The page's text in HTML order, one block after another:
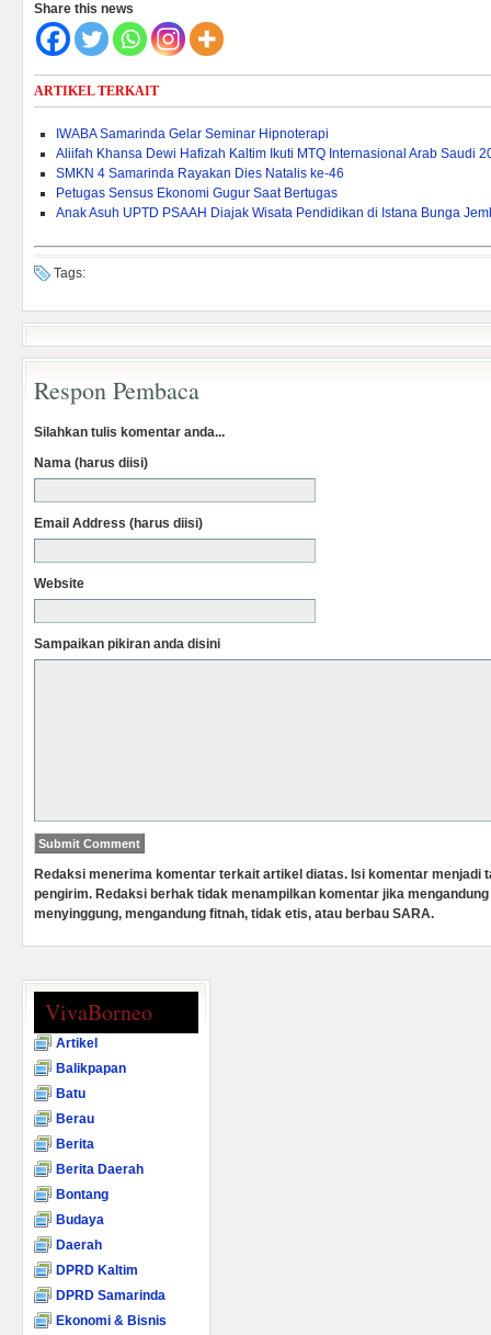
Share this news
ARTIKEL TERKAIT
IWABA Samarinda Gelar Seminar Hipnoterapi
Aliifah Khansa Dewi Hafizah Kaltim Ikuti MTQ Internasional Arab Saudi
SMKN 4 Samarinda Rayakan Dies Natalis ke-46
Petugas Sensus Ekonomi Gugur Saat Bertugas
Anak Asuh UPTD PSAAH Diajak Wisata Pendidikan di Istana Bunga
Tags:
Respon Pembaca
Silahkan tulis komentar anda...
Nama (harus diisi)
Email Address (harus diisi)
Website
Sampaikan pikiran anda disini
Redaksi menerima komentar terkait artikel diatas. Isi komentar menjadi
pengirim. Redaksi berhak tidak menampilkan komentar jika
menyinggung, mengandung fitnah, tidak etis, atau berbau SARA.
VivaBorneo
Artikel
Balikpapan
Batu
Berau
Berita
Berita Daerah
Bontang
Budaya
Daerah
DPRD Kaltim
DPRD Samarinda
Ekonomi & Bisnis